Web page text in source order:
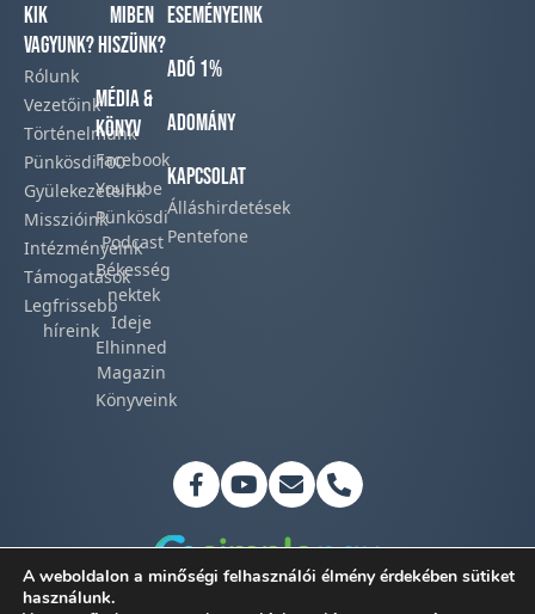
Kik
vagyunk?
Rólunk
Vezetőink
Történelmünk​
Pünkösdi100
Gyülekezeteink​
Misszióink​
Intézményeink
Támogatások
Legfrissebb
híreink​
Miben
hiszünk?
Média &
Könyv
Facebook​
Youtube
Pünkösdi
Podcast​
Békesség
nektek
Ideje
Elhinned
Magazin
Könyveink
Eseményeink
Adó 1%
Adomány
Kapcsolat
Álláshirdetések
Pentefone
A weboldalon a minőségi felhasználói élmény érdekében sütiket
használunk.